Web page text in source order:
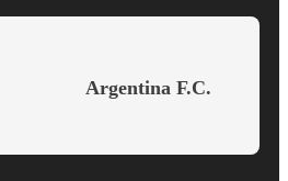
Argentina F.C.